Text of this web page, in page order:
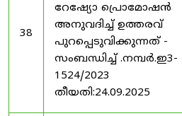
38
റേഷ്യോ പ്രൊമോഷൻ
അനുവദിച്ച് ഉത്തരവ്
പുറപ്പെടുവിക്കുന്നത് -
സംബന്ധിച്ച് .നമ്പർ.ഇ3-
1524/2023
തീയതി:24.09.2025